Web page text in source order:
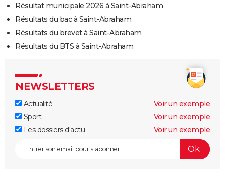
Résultat municipale 2026 à Saint-Abraham
Résultats du bac à Saint-Abraham
Résultats du brevet à Saint-Abraham
Résultats du BTS à Saint-Abraham
NEWSLETTERS
Actualité
Voir un exemple
Sport
Voir un exemple
Les dossiers d'actu
Voir un exemple